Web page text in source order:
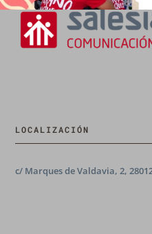
LOCALIZACIÓN
c/ Marques de Valdavia, 2,